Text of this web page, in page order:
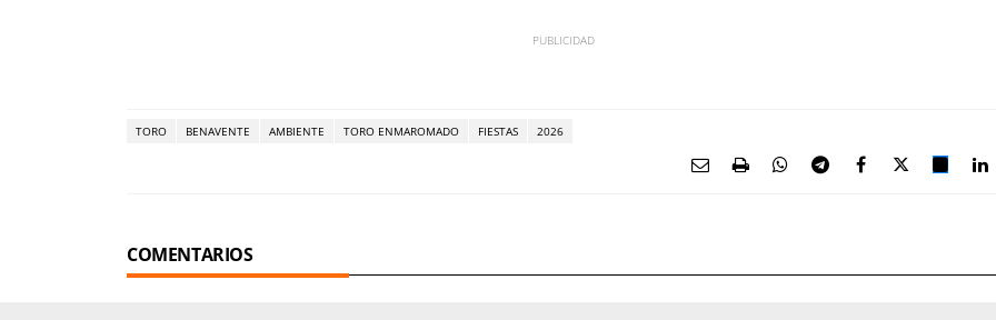
TORO BENAVENTE AMBIENTE TORO ENMAROMADO FIESTAS 2026
COMENTARIOS